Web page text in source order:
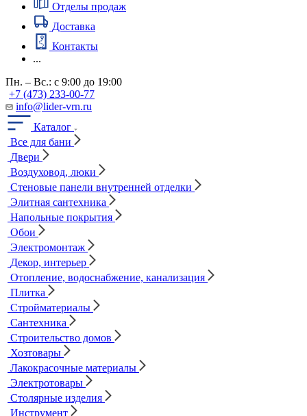
Отделы продаж
Доставка
Контакты
...
Пн. – Вс.: с 9:00 до 19:00
+7 (473) 233-00-77
info@lider-vrn.ru
Каталог
Все для бани
Двери
Воздуховод, люки
Стеновые панели внутренней отделки
Элитная сантехника
Напольные покрытия
Обои
Электромонтаж
Декор, интерьер
Отопление, водоснабжение, канализация
Плитка
Стройматериалы
Сантехника
Строительство домов
Хозтовары
Лакокрасочные материалы
Электротовары
Столярные изделия
Инструмент